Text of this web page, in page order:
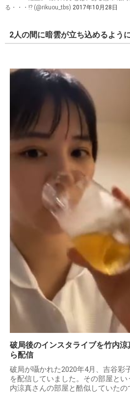
る・・・⁉️ (@rikuou_tbs) 2017年10月28日
2人の間に暗雲が立ち込めるよう
破局後のインスタライブを竹内
ら配信
破局が囁かれた2020年4月、吉谷彩
を配信していました。その部屋と
内涼真さんの部屋と酷似していたの